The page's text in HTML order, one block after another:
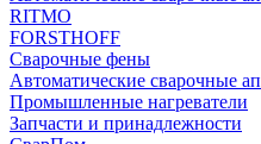
RITMO
FORSTHOFF
Сварочные фены
Автоматические сварочные
Промышленные нагреватели
Запчасти и принадлежности